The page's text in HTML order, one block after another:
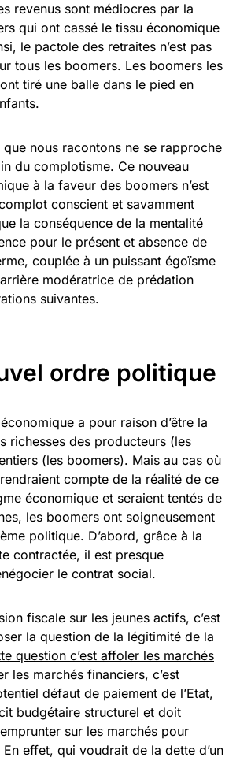
revenus sont médiocres par la
qui ont cassé le tissu économique
le pactole des retraites n’est pas
tous les boomers. Les boomers les
tiré une balle dans le pied en
nous racontons ne se rapproche
du complotisme. Ce nouveau
à la faveur des boomers n’est
conscient et savamment
la conséquence de la mentalité
pour le présent et absence de
couplée à un puissant égoïsme
modératrice de prédation
suivantes.
ordre politique
a pour raison d’être la
richesses des producteurs (les
(les boomers). Mais au cas où
compte de la réalité de ce
économique et seraient tentés de
les boomers ont soigneusement
politique. D’abord, grâce à la
contractée, il est presque
le contrat social.
fiscale sur les jeunes actifs, c’est
la question de la légitimité de la
question c’est affoler les marchés
les marchés financiers, c’est
défaut de paiement de l’Etat,
budgétaire structurel et doit
sur les marchés pour
effet, qui voudrait de la dette d’un